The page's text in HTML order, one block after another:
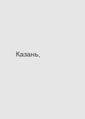
Казань,